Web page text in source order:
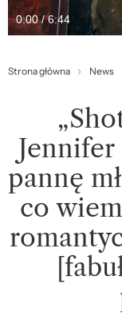
0:00 / 6:44
Strona główna News
pannę
co